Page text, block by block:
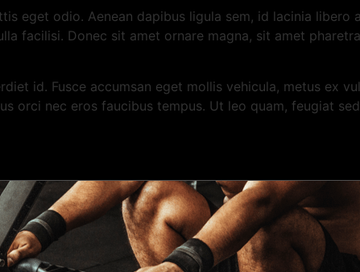
eget odio. Aenean dapibus ligula sem, id lacinia libero
facilisi. Donec sit amet ornare magna, sit amet
id. Fusce accumsan eget mollis vehicula, metus ex
orci nec eros faucibus tempus. Ut leo quam, feugiat